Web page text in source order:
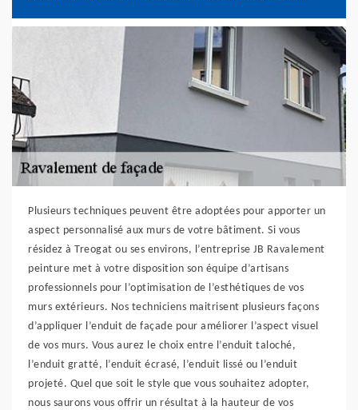
Plusieurs techniques peuvent être adoptées pour apporter un
aspect personnalisé aux murs de votre bâtiment. Si vous
résidez à Treogat ou ses environs, l’entreprise JB Ravalement
peinture met à votre disposition son équipe d’artisans
professionnels pour l’optimisation de l’esthétiques de vos
murs extérieurs. Nos techniciens maitrisent plusieurs façons
d’appliquer l’enduit de façade pour améliorer l’aspect visuel
de vos murs. Vous aurez le choix entre l’enduit taloché,
l’enduit gratté, l’enduit écrasé, l’enduit lissé ou l’enduit
projeté. Quel que soit le style que vous souhaitez adopter,
nous saurons vous offrir un résultat à la hauteur de vos